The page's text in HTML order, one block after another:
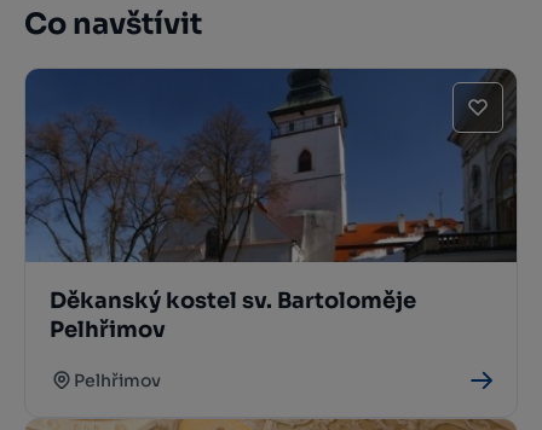
Co navštívit
Děkanský kostel sv. Bartoloměje
Pelhřimov
Pelhřimov